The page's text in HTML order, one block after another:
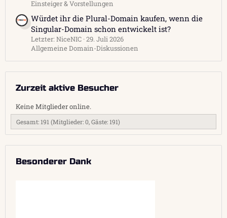
Einsteiger & Vorstellungen
Würdet ihr die Plural-Domain kaufen, wenn die
Singular-Domain schon entwickelt ist?
Letzter: NiceNIC 29. Juli 2026
Allgemeine Domain-Diskussionen
Zurzeit aktive Besucher
Keine Mitglieder online.
Gesamt: 191 (Mitglieder: 0, Gäste: 191)
Besonderer Dank